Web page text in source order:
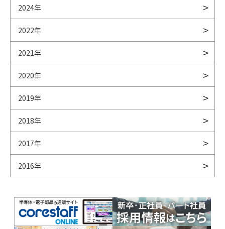
2024年
2022年
2021年
2020年
2019年
2018年
2017年
2016年